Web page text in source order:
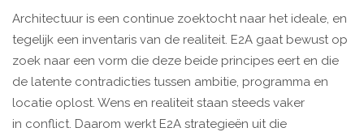
Architectuur is een continue zoektocht naar het ideale, en
tegelijk een inventaris van de realiteit. E2A gaat bewust op
zoek naar een vorm die deze beide principes eert en die
de latente contradicties tussen ambitie, programma en
locatie oplost. Wens en realiteit staan steeds vaker
in conflict. Daarom werkt E2A strategieën uit die